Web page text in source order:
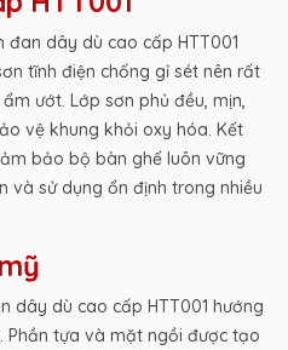
đan dây dù cao cấp HTT001
tĩnh điện chống gỉ sét nên rất
ướt. Lớp sơn phủ đều, mịn,
vệ khung khỏi oxy hóa. Kết
bảo bộ bàn ghế luôn vững
và sử dụng ổn định trong nhiều
dây dù cao cấp HTT001 hướng
Phần tựa và mặt ngồi được tạo